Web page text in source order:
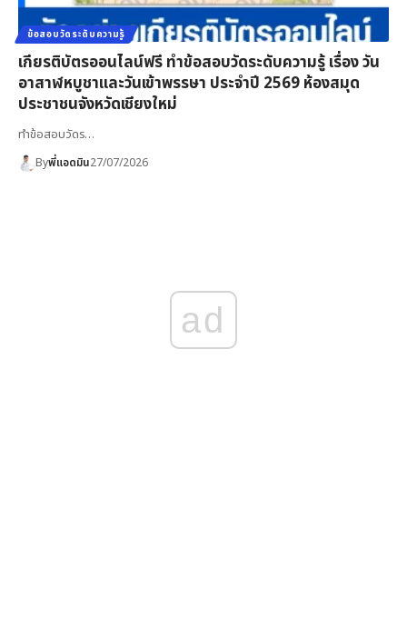
ข้อสอบวัดระดับความรู้
เกียรติบัตรออนไลน์ฟรี ทำข้อสอบวัดระดับความรู้ เรื่อง วัน
อาสาฬหบูชาและวันเข้าพรรษา ประจำปี 2569 ห้องสมุด
ประชาชนจังหวัดเชียงใหม่
ทำข้อสอบวัดร…
Byพี่แอดมิน27/07/2026
ad